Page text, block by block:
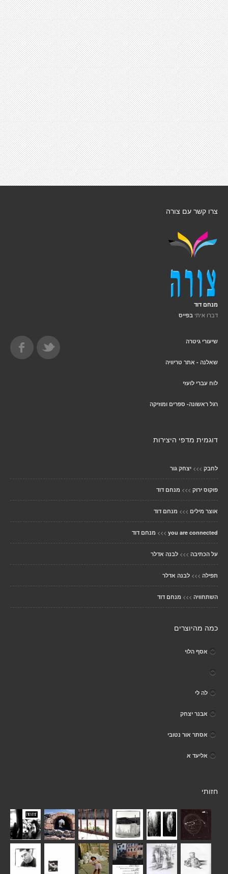
צרו קשר עם צורה
מנחם דוד
דברו איתי בפייס
שיעורי גיטרה
שאלנה - אתר טריוויה
לוח עברי לועזי
רגל ראשונה- ספרים ומוזיקה
דוגמית מדפי היצירות
לחבק >>> יצחק גור
פוקוס ירוק >>> מנחם דוד
אוצר מילים >>> מנחם דוד
you are connected
>>> מנחם דוד
על הכתיבה >>> לבנה אדלר
תפילה >>> לבנה אדלר
השתחוויה >>> מנחם דוד
כמה מהיוצרים
אסף הלוי
לה לי
אבנר יצחק
אסתר אור נטובי
אליעד א
חזותי